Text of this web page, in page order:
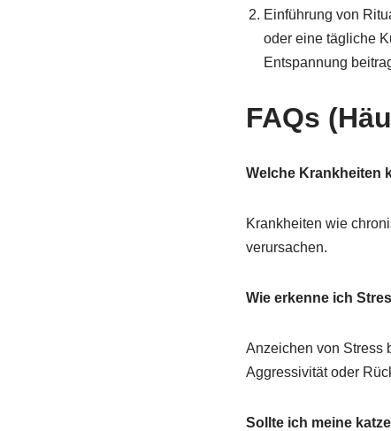
Einführung von
oder eine tägliche
Entspannung
FAQs
Welche Krankheiten
Krankheiten wie
verursachen.
Wie erkenne ich
Anzeichen von Stress
Aggressivität oder
Sollte ich meine